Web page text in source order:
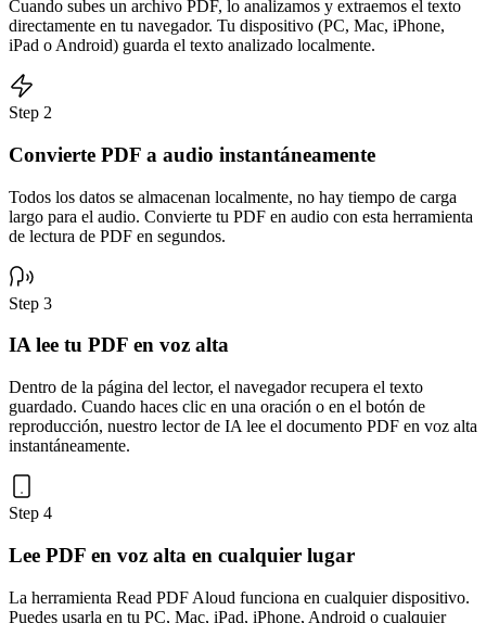
Cuando subes un archivo PDF, lo analizamos y extraemos el texto
directamente en tu navegador. Tu dispositivo (PC, Mac, iPhone,
iPad o Android) guarda el texto analizado localmente.
Step 2
Convierte PDF a audio instantáneamente
Todos los datos se almacenan localmente, no hay tiempo de carga
largo para el audio. Convierte tu PDF en audio con esta herramienta
de lectura de PDF en segundos.
Step 3
IA lee tu PDF en voz alta
Dentro de la página del lector, el navegador recupera el texto
guardado. Cuando haces clic en una oración o en el botón de
reproducción, nuestro lector de IA lee el documento PDF en voz alta
instantáneamente.
Step 4
Lee PDF en voz alta en cualquier lugar
La herramienta Read PDF Aloud funciona en cualquier dispositivo.
Puedes usarla en tu PC, Mac, iPad, iPhone, Android o cualquier